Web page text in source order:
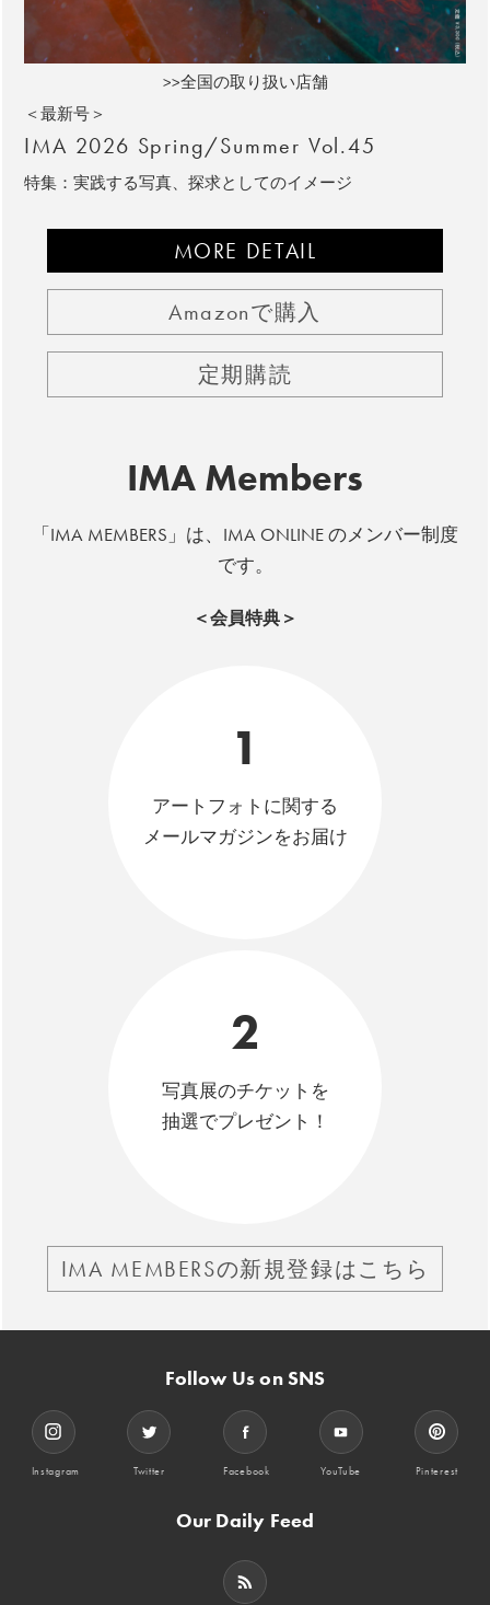
>>全国の取り扱い店舗
＜最新号＞
IMA 2026 Spring/Summer Vol.45
特集：実践する写真、探求としてのイメージ
MORE DETAIL
Amazonで購入
定期購読
IMA Members
「IMA MEMBERS」は、IMA ONLINE のメンバー制度
です。
＜会員特典＞
1
アートフォトに関する
メールマガジンをお届け
2
写真展のチケットを
抽選でプレゼント！
IMA MEMBERSの新規登録はこちら
Follow Us on SNS
Instagram Twitter Facebook YouTube Pinterest
Our Daily Feed